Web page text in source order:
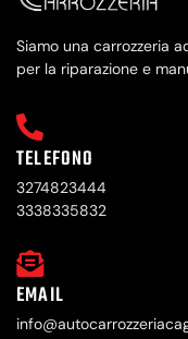
Siamo una carrozzeria
per la riparazione e
TELEFONO
3274823444
3338335832
EMAIL